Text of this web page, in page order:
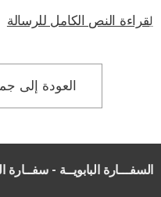
لقراءة النص الكامل للرسالة
العودة إلى
السفـــارة البابويــة -